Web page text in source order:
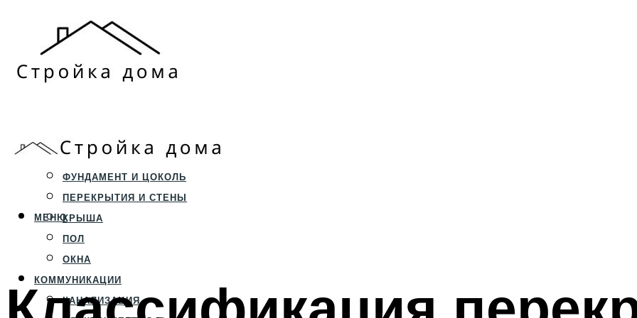
СТРОИТЕЛЬСТВО
ФУНДАМЕНТ И ЦОКОЛЬ
ПЕРЕКРЫТИЯ И СТЕНЫ
КРЫША
ПОЛ
ОКНА
КОММУНИКАЦИИ
КАНАЛИЗАЦИЯ
МЕНЮ